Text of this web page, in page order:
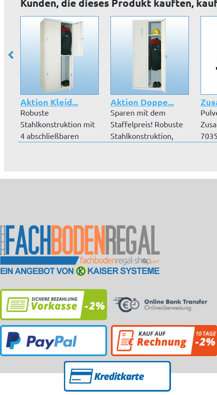
Kunden, die dieses Produkt kauften,
Aktion Kleid...
Robuste
Stahlkonstruktion mit
4 abschließbaren
Aktion Doppe...
Sparen mit dem
Staffelpreis! Robuste
Stahlkonstruktion,